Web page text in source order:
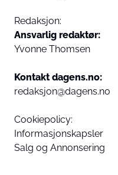
Redaksjon:
Ansvarlig redaktør:
Yvonne Thomsen
Kontakt dagens.no:
redaksjon@dagens.no
Cookiepolicy:
Informasjonskapsler
Salg og Annonsering